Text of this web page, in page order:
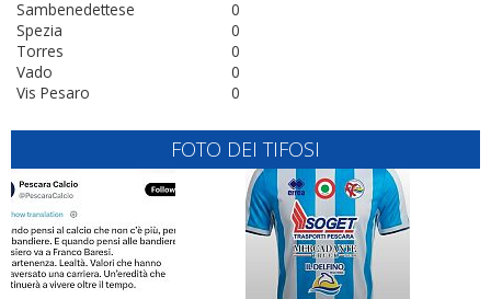
0
Sambenedettese
0
Spezia
0
Torres
0
Vado
0
Vis Pesaro
FOTO DEI TIFOSI